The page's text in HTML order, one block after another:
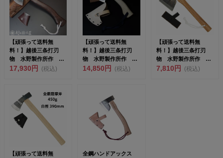
【頑張って送料無
料！】越後三条打刃
物 水野製作所作 焼
曲柄 割込アックス
17,930円 (税込)
【頑張って送料無
料！】越後三条打刃
物 水野製作所作 ク
ラフトアックス 全鋼
14,850円 (税込)
【頑張って送料無
料！】越後三条打刃
物 水野製作所作 全
鋼馬斧（バキン）
7,810円 (税込)
【頑張って送料無
全鋼ハンドアックス